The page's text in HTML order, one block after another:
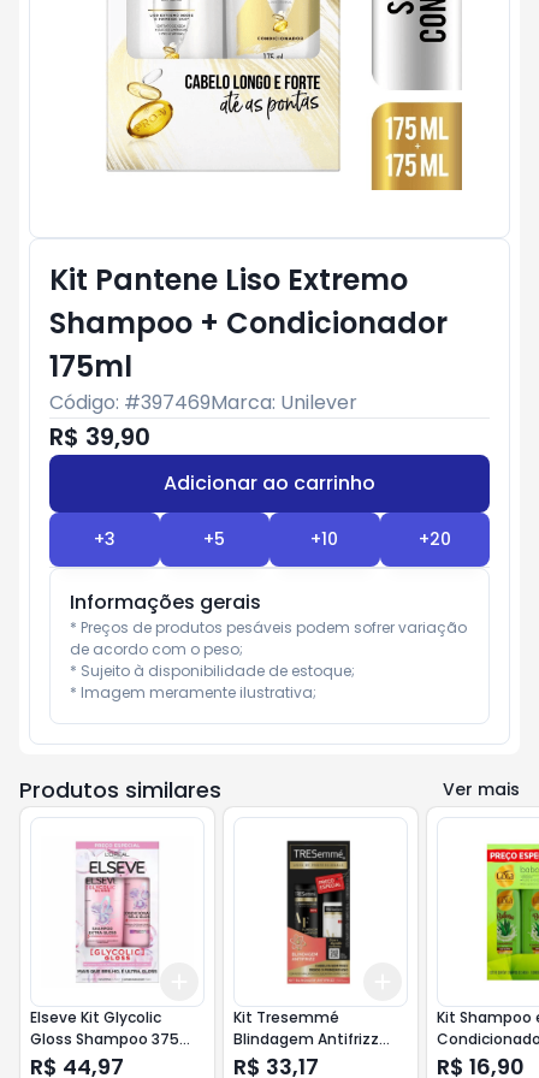
Kit Pantene Liso Extremo
Shampoo + Condicionador
175ml
Código: #397469Marca: Unilever
R$ 39,90
Adicionar ao carrinho
+3 +5 +10 +20
Informações gerais
* Preços de produtos pesáveis podem sofrer variação
de acordo com o peso;
* Sujeito à disponibilidade de estoque;
* Imagem meramente ilustrativa;
Produtos similares Ver mais
+10
Elseve Kit Glycolic
Gloss Shampoo 375ml
+ Condicionador 170ml
R$ 44,97
+10
Kit Tresemmé
Blindagem Antifrizz
Shampoo 350ml +
R$ 33,17
Kit Shampoo
Dourada
R$ 16,90